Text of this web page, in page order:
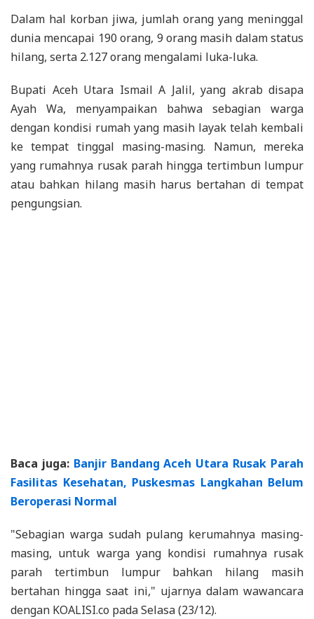
Dalam hal korban jiwa, jumlah orang yang meninggal
dunia mencapai 190 orang, 9 orang masih dalam status
hilang, serta 2.127 orang mengalami luka-luka.
Bupati Aceh Utara Ismail A Jalil, yang akrab disapa
Ayah Wa, menyampaikan bahwa sebagian warga
dengan kondisi rumah yang masih layak telah kembali
ke tempat tinggal masing-masing. Namun, mereka
yang rumahnya rusak parah hingga tertimbun lumpur
atau bahkan hilang masih harus bertahan di tempat
pengungsian.
Baca juga: Banjir Bandang Aceh Utara Rusak Parah
Fasilitas Kesehatan, Puskesmas Langkahan Belum
Beroperasi Normal
"Sebagian warga sudah pulang kerumahnya masing-
masing, untuk warga yang kondisi rumahnya rusak
parah tertimbun lumpur bahkan hilang masih
bertahan hingga saat ini," ujarnya dalam wawancara
dengan KOALISI.co pada Selasa (23/12).